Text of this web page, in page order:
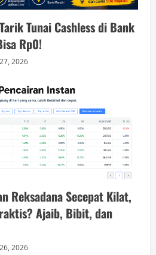
Tunai Cashless di Bank
Rp0!
2026
Reksadana Secepat Kilat,
Ajaib, Bibit, dan
2026